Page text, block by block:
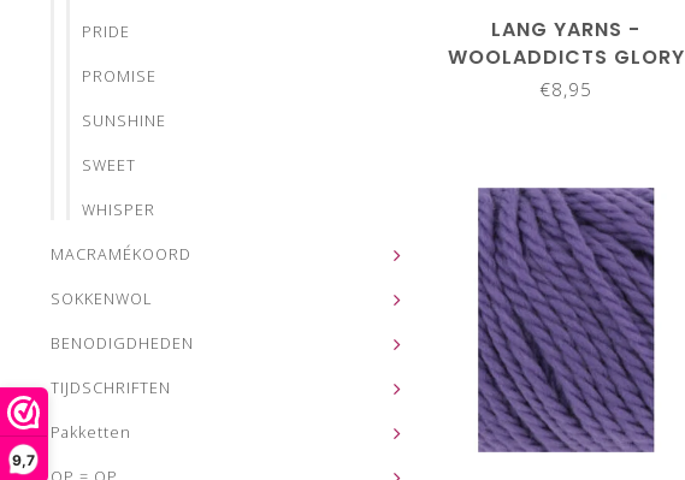
9,7
PRIDE
PROMISE
SUNSHINE
SWEET
WHISPER
MACRAMÉKOORD
SOKKENWOL
BENODIGDHEDEN
TIJDSCHRIFTEN
Pakketten
LANG YARNS -
WOOLADDICTS GLORY
1061.0034
€8,95